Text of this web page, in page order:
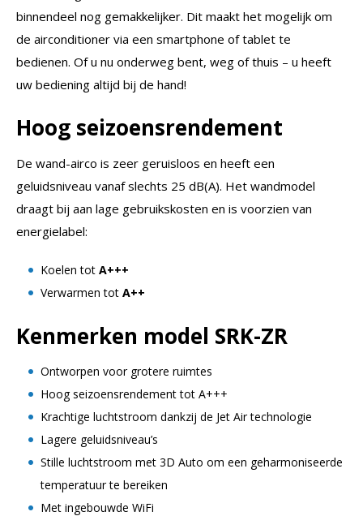
binnendeel nog gemakkelijker. Dit maakt het mogelijk om
de airconditioner via een smartphone of tablet te
bedienen. Of u nu onderweg bent, weg of thuis – u heeft
uw bediening altijd bij de hand!
Hoog seizoensrendement
De wand-airco is zeer geruisloos en heeft een
geluidsniveau vanaf slechts 25 dB(A). Het wandmodel
draagt bij aan lage gebruikskosten en is voorzien van
energielabel:
Koelen tot A+++
Verwarmen tot A++
Kenmerken model SRK-ZR
Ontworpen voor grotere ruimtes
Hoog seizoensrendement tot A+++
Krachtige luchtstroom dankzij de Jet Air technologie
Lagere geluidsniveau’s
Stille luchtstroom met 3D Auto om een geharmoniseerde
temperatuur te bereiken
Met ingebouwde WiFi